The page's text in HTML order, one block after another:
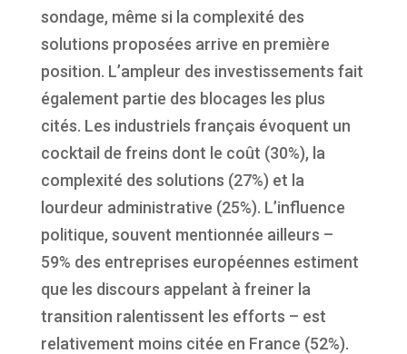
sondage, même si la complexité des
solutions proposées arrive en première
position. L’ampleur des investissements fait
également partie des blocages les plus
cités. Les industriels français évoquent un
cocktail de freins dont le coût (30%), la
complexité des solutions (27%) et la
lourdeur administrative (25%). L’influence
politique, souvent mentionnée ailleurs –
59% des entreprises européennes estiment
que les discours appelant à freiner la
transition ralentissent les efforts – est
relativement moins citée en France (52%).